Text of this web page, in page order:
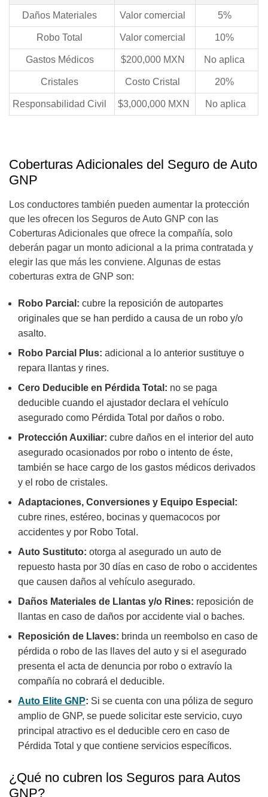
Daños Materiales Valor comercial 5%
Robo Total Valor comercial 10%
Gastos Médicos $200,000 MXN No aplica
Cristales Costo Cristal 20%
Responsabilidad Civil $3,000,000 MXN No aplica
Coberturas Adicionales del Seguro de Auto
GNP
Los conductores también pueden aumentar la protección
que les ofrecen los Seguros de Auto GNP con las
Coberturas Adicionales que ofrece la compañía, solo
deberán pagar un monto adicional a la prima contratada y
elegir las que más les conviene. Algunas de estas
coberturas extra de GNP son:
Robo Parcial: cubre la reposición de autopartes
originales que se han perdido a causa de un robo y/o
asalto.
Robo Parcial Plus: adicional a lo anterior sustituye o
repara llantas y rines.
Cero Deducible en Pérdida Total: no se paga
deducible cuando el ajustador declara el vehículo
asegurado como Pérdida Total por daños o robo.
Protección Auxiliar: cubre daños en el interior del auto
asegurado ocasionados por robo o intento de éste,
también se hace cargo de los gastos médicos derivados
y el robo de cristales.
Adaptaciones, Conversiones y Equipo Especial:
cubre rines, estéreo, bocinas y quemacocos por
accidentes y por Robo Total.
Auto Sustituto: otorga al asegurado un auto de
repuesto hasta por 30 días en caso de robo o accidentes
que causen daños al vehículo asegurado.
Daños Materiales de Llantas y/o Rines: reposición de
llantas en caso de daños por accidente vial o baches.
Reposición de Llaves: brinda un reembolso en caso de
pérdida o robo de las llaves del auto y si el asegurado
presenta el acta de denuncia por robo o extravío la
compañía no cobrará el deducible.
Auto Elite GNP: Si se cuenta con una póliza de seguro
amplio de GNP, se puede solicitar este servicio, cuyo
principal atractivo es el deducible cero en caso de
Pérdida Total y que contiene servicios específicos.
¿Qué no cubren los Seguros para Autos
GNP?